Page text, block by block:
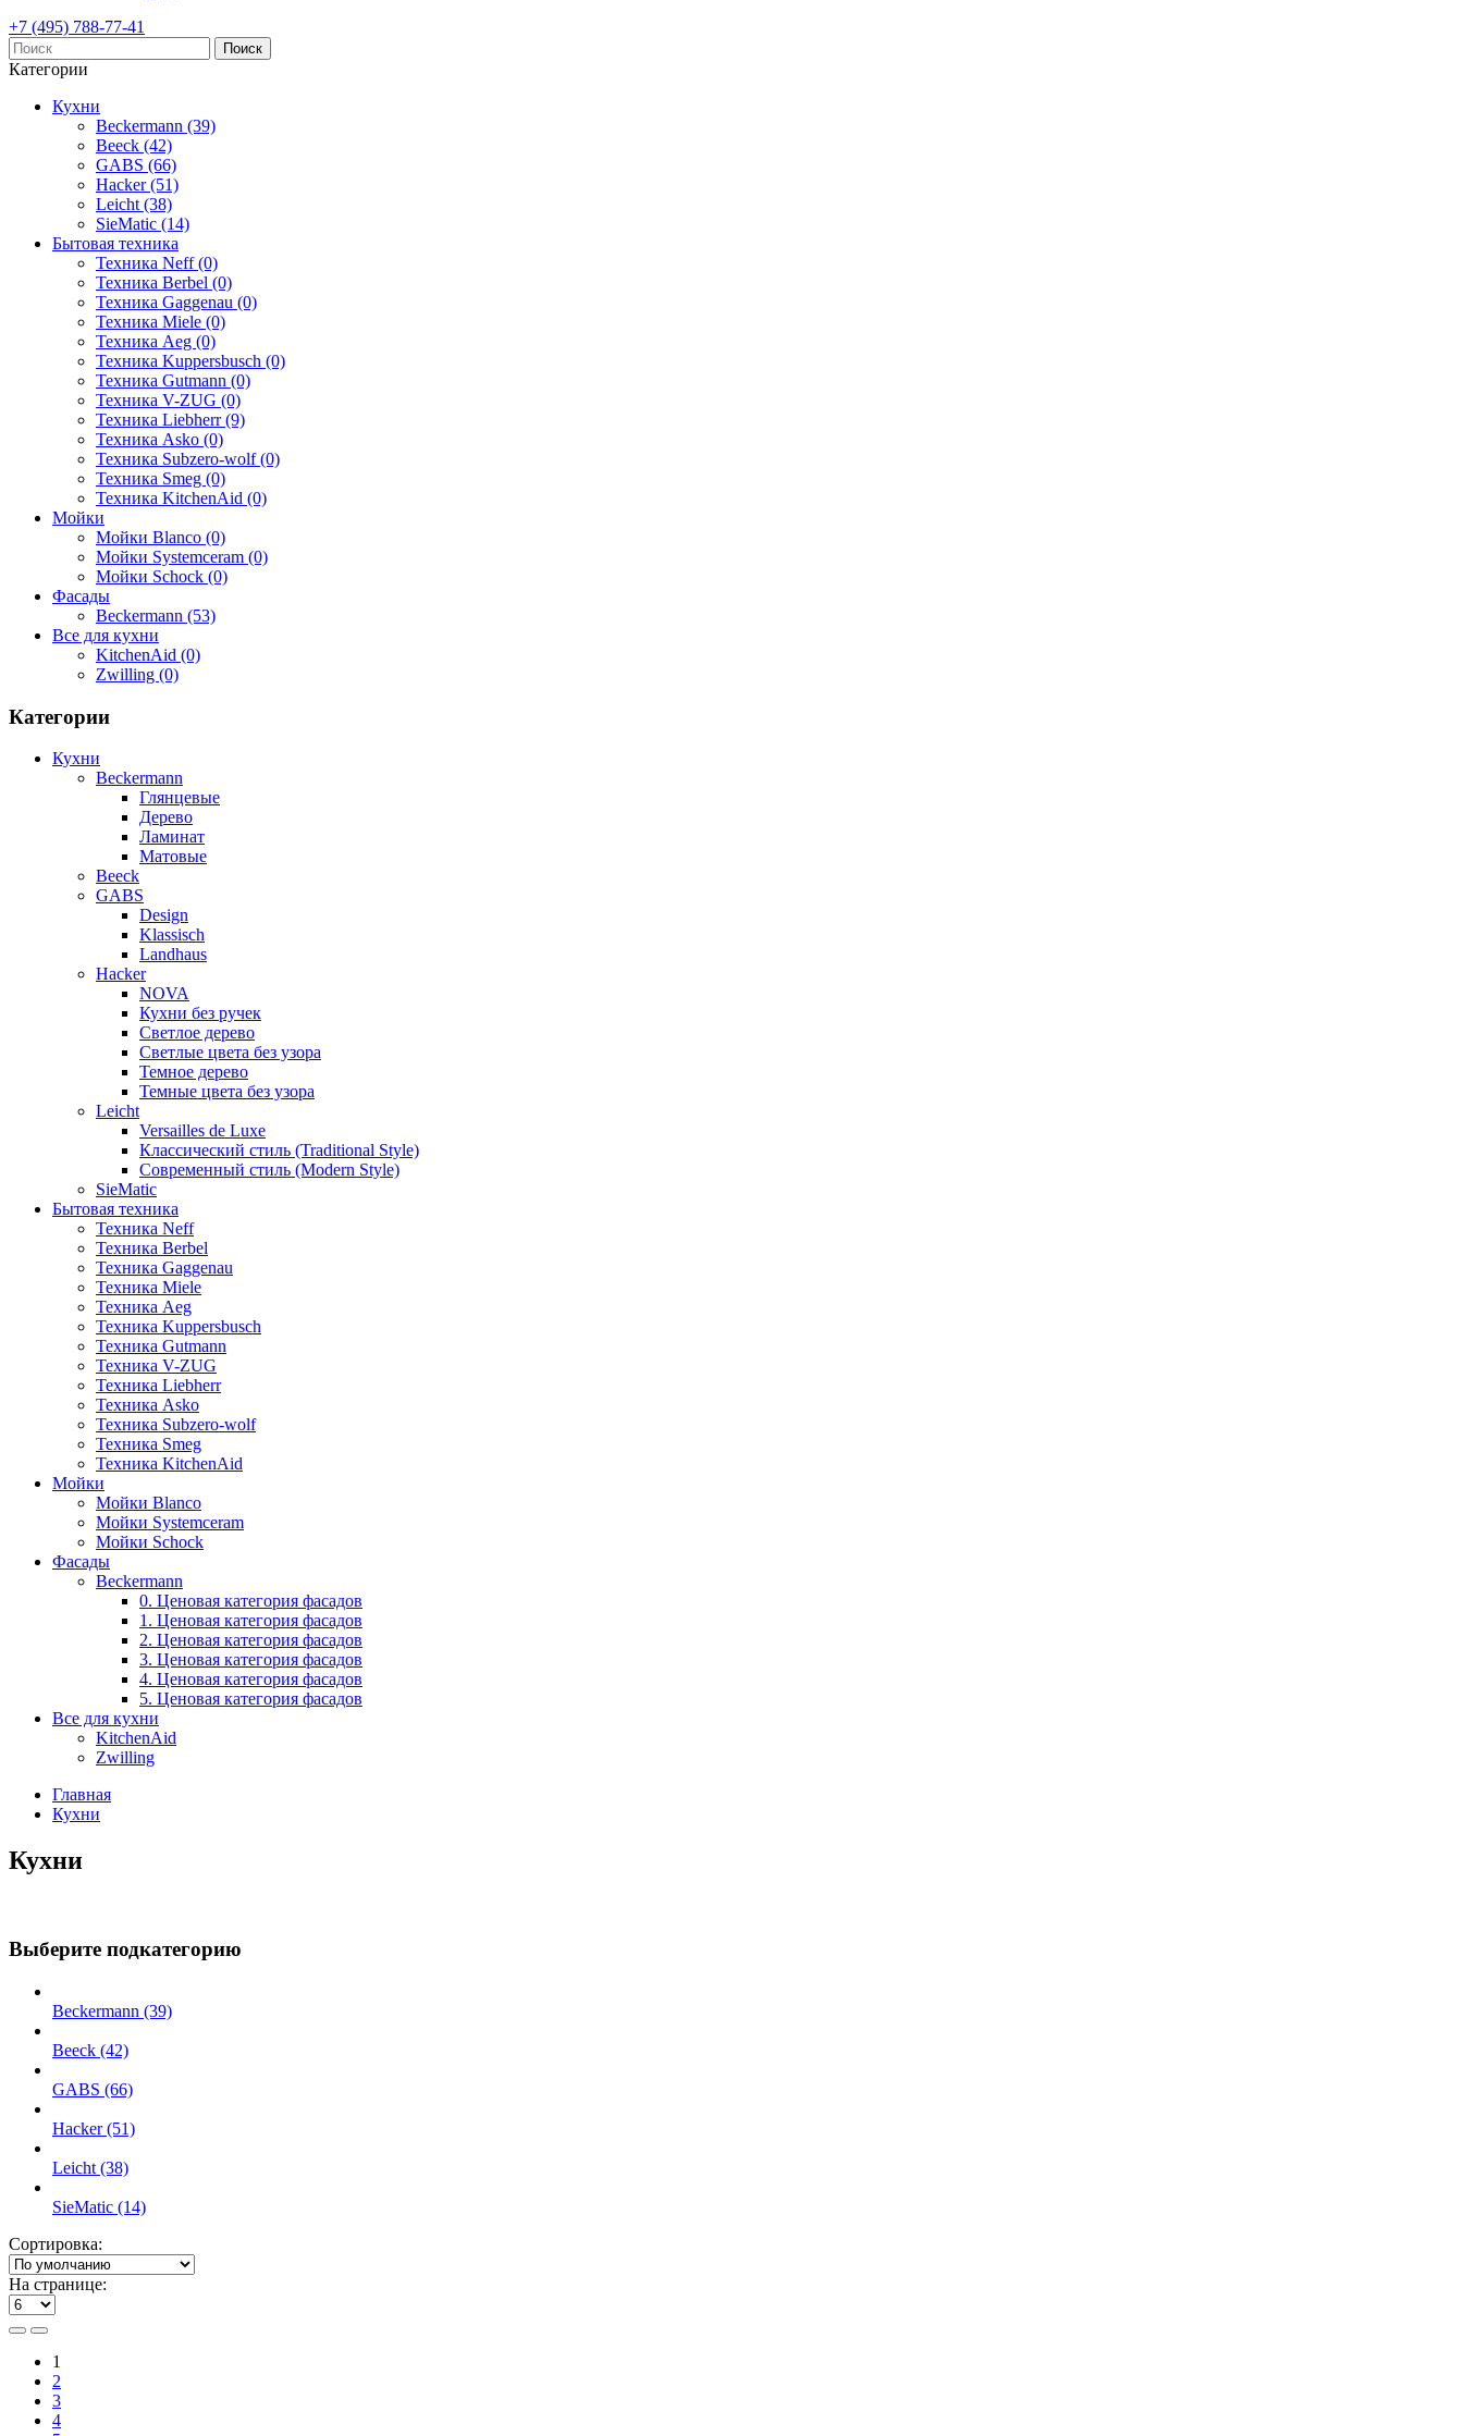
+7 (495) 788-77-41
Поиск
Категории
Кухни
Beckermann (39)
Beeck (42)
GABS (66)
Hacker (51)
Leicht (38)
SieMatic (14)
Бытовая техника
Техника Neff (0)
Техника Berbel (0)
Техника Gaggenau (0)
Техника Miele (0)
Техника Aeg (0)
Техника Kuppersbusch (0)
Техника Gutmann (0)
Техника V-ZUG (0)
Техника Liebherr (9)
Техника Asko (0)
Техника Subzero-wolf (0)
Техника Smeg (0)
Техника KitchenAid (0)
Мойки
Мойки Blanco (0)
Мойки Systemceram (0)
Мойки Schock (0)
Фасады
Beckermann (53)
Все для кухни
KitchenAid (0)
Zwilling (0)
Категории
Кухни
Beckermann
Глянцевые
Дерево
Ламинат
Матовые
Beeck
GABS
Design
Klassisch
Landhaus
Hacker
NOVA
Кухни без ручек
Светлое дерево
Светлые цвета без узора
Темное дерево
Темные цвета без узора
Leicht
Versailles de Luxe
Классический стиль (Traditional Style)
Современный стиль (Modern Style)
SieMatic
Бытовая техника
Техника Neff
Техника Berbel
Техника Gaggenau
Техника Miele
Техника Aeg
Техника Kuppersbusch
Техника Gutmann
Техника V-ZUG
Техника Liebherr
Техника Asko
Техника Subzero-wolf
Техника Smeg
Техника KitchenAid
Мойки
Мойки Blanco
Мойки Systemceram
Мойки Schock
Фасады
Beckermann
0. Ценовая категория фасадов
1. Ценовая категория фасадов
2. Ценовая категория фасадов
3. Ценовая категория фасадов
4. Ценовая категория фасадов
5. Ценовая категория фасадов
Все для кухни
KitchenAid
Zwilling
Главная
Кухни
Кухни
Выберите подкатегорию
Beckermann (39)
Beeck (42)
GABS (66)
Hacker (51)
Leicht (38)
SieMatic (14)
Сортировка:
На странице:
1
2
3
4